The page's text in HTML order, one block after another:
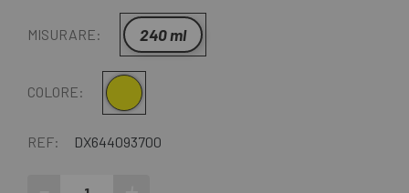
MISURARE: 240 ml
COLORE: Giallo
REF: DX644093700